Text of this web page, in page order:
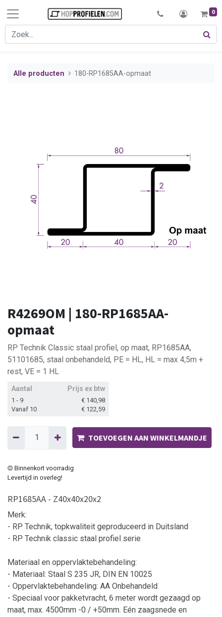
0
Alle producten 180-RP1685AA-opmaat
R4269OM | 180-RP1685AA-
opmaat
RP Technik Classic staal profiel, op maat, RP1685AA,
51101685, staal onbehandeld, PE = HL, HL = max 4,5m +
rest, VE = 1 HL
Aantal Prijs ex btw
1 - 9 € 140,98
Vanaf 10
€ 122,59
TOEVOEGEN AAN WINKELMANDJE
Binnenkort voorradig
Levertijd in overleg!
RP1685AA - Z40x40x20x2
Merk:
- RP Technik, topkwaliteit geproduceerd in Duitsland
- RP Technik classic staal profiel serie
Materiaal en oppervlaktebehandeling:
- Materiaal: Staal S 235 JR, DIN EN 10025
- Oppervlaktebehandeling: AA Onbehandeld
- Speciaal voor pakketvracht, 6 meter wordt gezaagd op
maat, max. 4500mm -0 / +50mm. Eén zaagsnede en